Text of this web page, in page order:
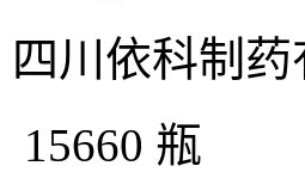
川依科制
15660 瓶